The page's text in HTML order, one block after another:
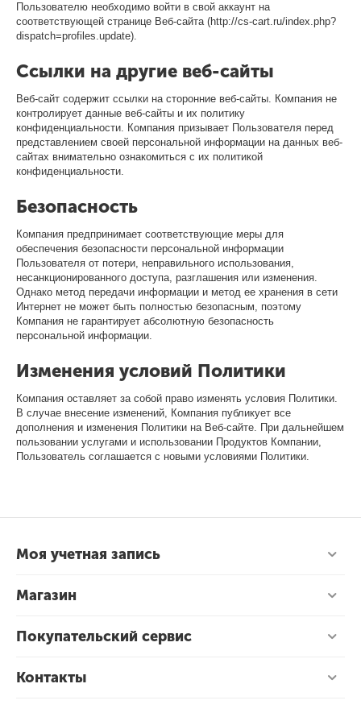
Пользователю необходимо войти в свой аккаунт на
соответствующей странице Веб-сайта (http://cs-cart.ru/index.php?
dispatch=profiles.update).
Ссылки на другие веб-сайты
Веб-сайт содержит ссылки на сторонние веб-сайты. Компания не
контролирует данные веб-сайты и их политику
конфиденциальности. Компания призывает Пользователя перед
представлением своей персональной информации на данных веб-
сайтах внимательно ознакомиться с их политикой
конфиденциальности.
Безопасность
Компания предпринимает соответствующие меры для
обеспечения безопасности персональной информации
Пользователя от потери, неправильного использования,
несанкционированного доступа, разглашения или изменения.
Однако метод передачи информации и метод ее хранения в сети
Интернет не может быть полностью безопасным, поэтому
Компания не гарантирует абсолютную безопасность
персональной информации.
Изменения условий Политики
Компания оставляет за собой право изменять условия Политики.
В случае внесение изменений, Компания публикует все
дополнения и изменения Политики на Веб-сайте. При дальнейшем
пользовании услугами и использовании Продуктов Компании,
Пользователь соглашается с новыми условиями Политики.
Моя учетная запись
Магазин
Покупательский сервис
Контакты